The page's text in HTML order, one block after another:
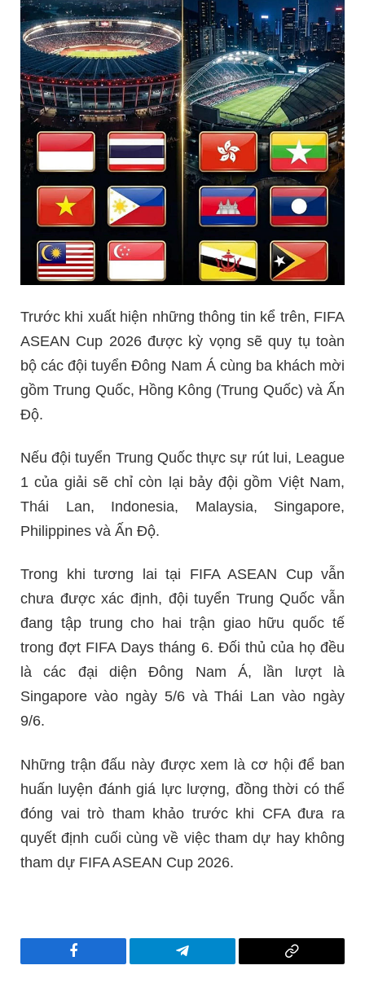
Trước khi xuất hiện những thông tin kể trên, FIFA
ASEAN Cup 2026 được kỳ vọng sẽ quy tụ toàn
bộ các đội tuyển Đông Nam Á cùng ba khách mời
gồm Trung Quốc, Hồng Kông (Trung Quốc) và Ấn
Độ.
Nếu đội tuyển Trung Quốc thực sự rút lui, League
1 của giải sẽ chỉ còn lại bảy đội gồm Việt Nam,
Thái Lan, Indonesia, Malaysia, Singapore,
Philippines và Ấn Độ.
Trong khi tương lai tại FIFA ASEAN Cup vẫn
chưa được xác định, đội tuyển Trung Quốc vẫn
đang tập trung cho hai trận giao hữu quốc tế
trong đợt FIFA Days tháng 6. Đối thủ của họ đều
là các đại diện Đông Nam Á, lần lượt là
Singapore vào ngày 5/6 và Thái Lan vào ngày
9/6.
Những trận đấu này được xem là cơ hội để ban
huấn luyện đánh giá lực lượng, đồng thời có thể
đóng vai trò tham khảo trước khi CFA đưa ra
quyết định cuối cùng về việc tham dự hay không
tham dự FIFA ASEAN Cup 2026.
Facebook Telegram
Copy